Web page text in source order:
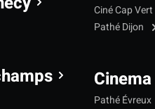
Ciné Cap Vert
Pathé Dijon
Pathé Évreux